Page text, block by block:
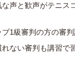
声と歓声がテニス
1級審判の方の審判
ない審判も講習で